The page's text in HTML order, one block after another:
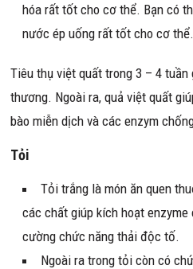
hóa rất tốt cho cơ thể. Bạn có
nước ép uống rất tốt cho cơ thể.
Tiêu thụ việt quất trong 3 – 4
thương. Ngoài ra, quả việt quất
bào miễn dịch và các enzym
Tỏi
Tỏi trắng là món ăn quen
các chất giúp kích hoạt
cường chức năng thải độc tố.
Ngoài ra trong tỏi còn có